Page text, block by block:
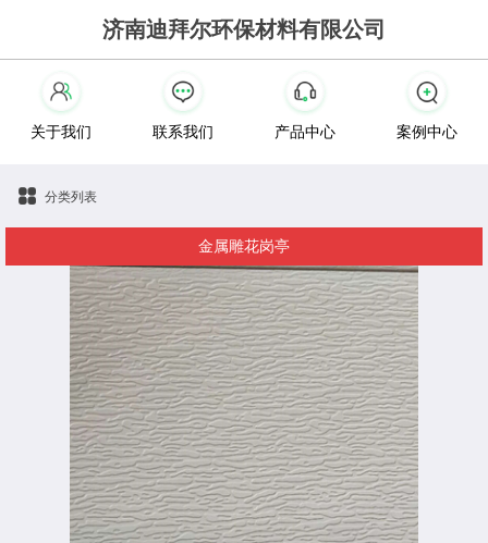
济南迪拜尔环保材料有限公司
关于我们 联系我们 产品中心 案例中心
分类列表
金属雕花岗亭